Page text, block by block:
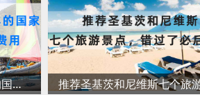
圣基茨和尼维斯是什么样的国家，圣基茨和尼维斯生活费用